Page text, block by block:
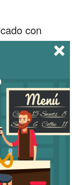
con
una
puede
a
un
antes